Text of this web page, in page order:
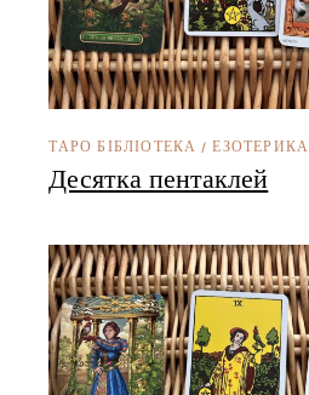
ТАРО БІБЛІОТЕКА /ЕЗОТЕРИКА
Десятка пентаклей